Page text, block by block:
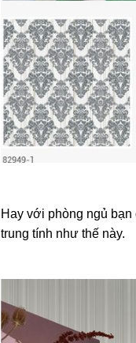
Hay với phòng ngủ
trung tính như thế này.